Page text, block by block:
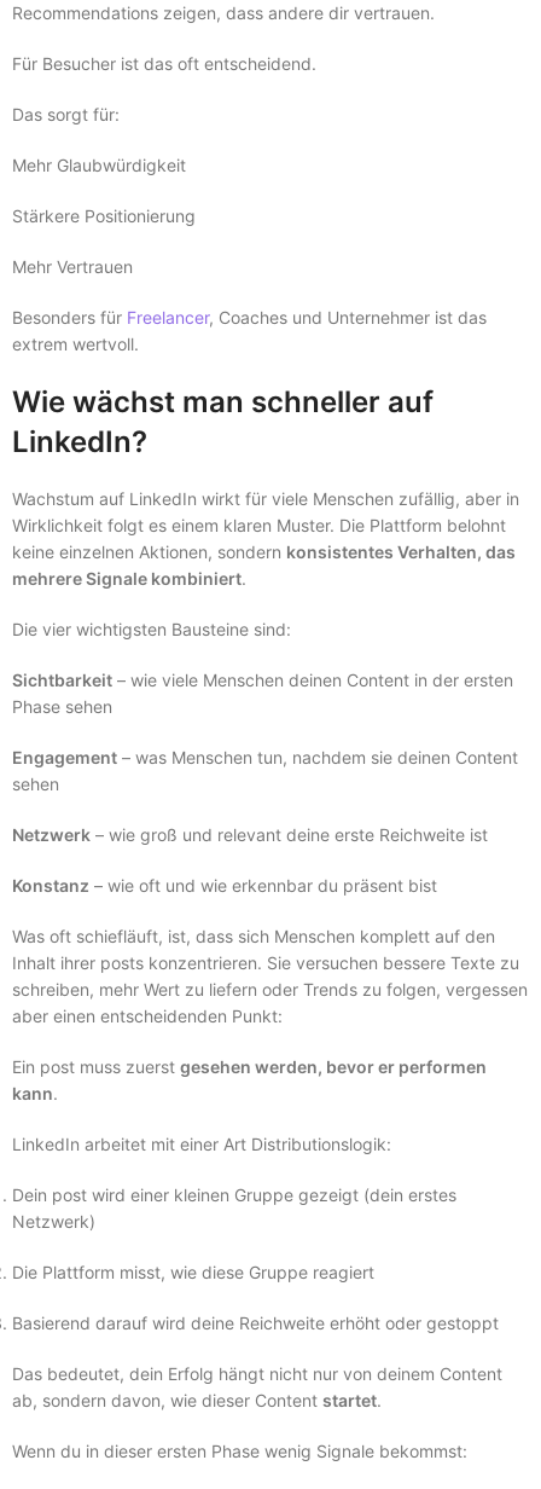
Recommendations zeigen, dass andere dir vertrauen.
Für Besucher ist das oft entscheidend.
Das sorgt für:
Mehr Glaubwürdigkeit
Stärkere Positionierung
Mehr Vertrauen
Besonders für Freelancer, Coaches und Unternehmer ist das
extrem wertvoll.
Wie wächst man schneller auf
LinkedIn?
Wachstum auf LinkedIn wirkt für viele Menschen zufällig, aber in
Wirklichkeit folgt es einem klaren Muster. Die Plattform belohnt
keine einzelnen Aktionen, sondern konsistentes Verhalten, das
mehrere Signale kombiniert.
Die vier wichtigsten Bausteine sind:
Sichtbarkeit – wie viele Menschen deinen Content in der ersten
Phase sehen
Engagement – was Menschen tun, nachdem sie deinen Content
sehen
Netzwerk – wie groß und relevant deine erste Reichweite ist
Konstanz – wie oft und wie erkennbar du präsent bist
Was oft schiefläuft, ist, dass sich Menschen komplett auf den
Inhalt ihrer posts konzentrieren. Sie versuchen bessere Texte zu
schreiben, mehr Wert zu liefern oder Trends zu folgen, vergessen
aber einen entscheidenden Punkt:
Ein post muss zuerst gesehen werden, bevor er performen
kann.
LinkedIn arbeitet mit einer Art Distributionslogik:
Dein post wird einer kleinen Gruppe gezeigt (dein erstes
Netzwerk)
Die Plattform misst, wie diese Gruppe reagiert
Basierend darauf wird deine Reichweite erhöht oder gestoppt
Das bedeutet, dein Erfolg hängt nicht nur von deinem Content
ab, sondern davon, wie dieser Content startet.
Wenn du in dieser ersten Phase wenig Signale bekommst: